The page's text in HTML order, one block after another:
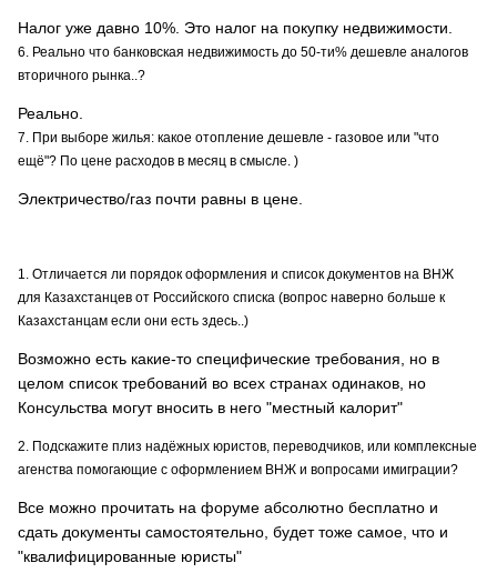
Налог уже давно 10%. Это налог на покупку недвижимости.
6. Реально что банковская недвижимость до 50-ти% дешевле аналогов
вторичного рынка..?
Реально.
7. При выборе жилья: какое отопление дешевле - газовое или "что
ещё"? По цене расходов в месяц в смысле. )
Электричество/газ почти равны в цене.
1. Отличается ли порядок оформления и список документов на ВНЖ
для Казахстанцев от Российского списка (вопрос наверно больше к
Казахстанцам если они есть здесь..)
Возможно есть какие-то специфические требования, но в
целом список требований во всех странах одинаков, но
Консульства могут вносить в него "местный калорит"
2. Подскажите плиз надёжных юристов, переводчиков, или комплексные
агенства помогающие с оформлением ВНЖ и вопросами имиграции?
Все можно прочитать на форуме абсолютно бесплатно и
сдать документы самостоятельно, будет тоже самое, что и
"квалифицированные юристы"